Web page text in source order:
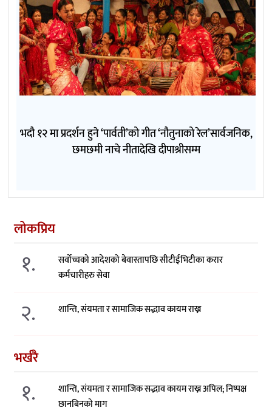
भदौ १२ मा प्रदर्शन हुने ‘पार्वती’को गीत ‘नौतुनाको रेल’सार्वजनिक,
छमछमी नाचे नीतादेखि दीपाश्रीसम्म
लोकप्रिय
१.
सर्वोच्चको आदेशको बेवास्तापछि सीटीईभिटीका करार
कर्मचारीहरु सेवा
२. शान्ति, संयमता र सामाजिक सद्भाव कायम राख्न
भर्खरै
१.
शान्ति, संयमता र सामाजिक सद्भाव कायम राख्न अपिल; निष्पक्ष
छानबिनको माग